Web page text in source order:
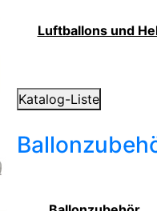
Luftballons und
Katalog-Liste